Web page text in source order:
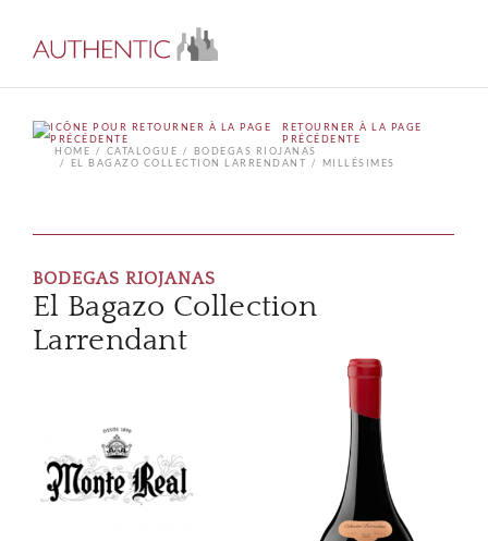
RETOURNER À LA PAGE
PRÉCÉDENTE
HOME
CATALOGUE
BODEGAS RIOJANAS
EL BAGAZO COLLECTION LARRENDANT
MILLÉSIMES
BODEGAS RIOJANAS
El Bagazo Collection
Larrendant